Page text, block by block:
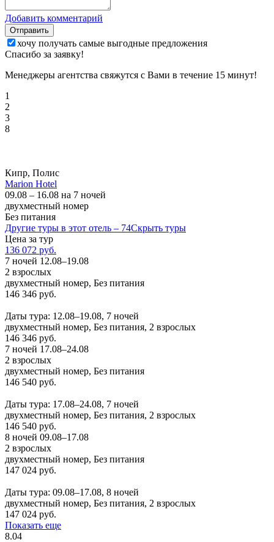
Добавить комментарий
Отправить
хочу получать самые выгодные предложения
Спасибо за заявку!
Менеджеры агентства свяжутся с Вами в течение 15 минут!
1
2
3
8
Кипр, Полис
Marion Hotel
09.08 – 16.08 на 7 ночей
двухместный номер
Без питания
Другие туры в этот отель – 74Скрыть туры
Цена за тур
136 072 руб.
7 ночей 12.08–19.08
2 взрослых
двухместный номер, Без питания
146 346 руб.
Даты тура: 12.08–19.08, 7 ночей
двухместный номер, Без питания, 2 взрослых
146 346 руб.
7 ночей 17.08–24.08
2 взрослых
двухместный номер, Без питания
146 540 руб.
Даты тура: 17.08–24.08, 7 ночей
двухместный номер, Без питания, 2 взрослых
146 540 руб.
8 ночей 09.08–17.08
2 взрослых
двухместный номер, Без питания
147 024 руб.
Даты тура: 09.08–17.08, 8 ночей
двухместный номер, Без питания, 2 взрослых
147 024 руб.
Показать еще
8.04